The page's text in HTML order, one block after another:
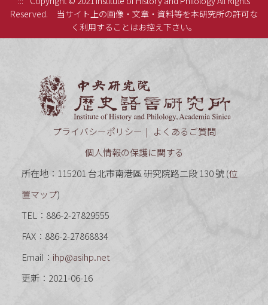
Reserved.
当サイト上の画像・文章・資料等を本研究所の許可な
く利用することはお控え下さい。
プライバシーポリシー
よくあるご質問
個人情報の保護に関する
所在地：115201 台北市南港區 研究院路二段 130 號 (位
置マップ)
TEL：886-2-27829555
FAX：886-2-27868834
Email： ihp@asihp.net
更新：2021-06-16